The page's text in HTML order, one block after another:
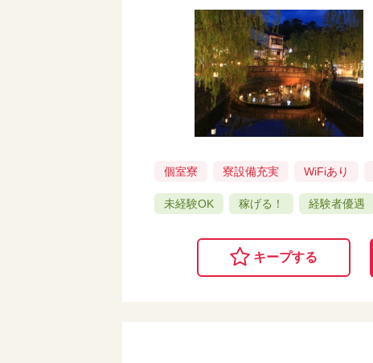
個室寮 寮設備充実 WiFiあり
未経験OK 稼げる！ 経験者優遇
キープする